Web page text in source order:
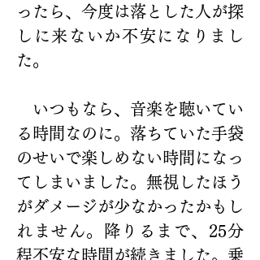
ったら、今度は落とした人が探
しに来ないか不安になりまし
た。
いつもなら、音楽を聴いてい
る時間なのに。落ちていた手袋
のせいで楽しめない時間になっ
てしまいました。無視したほう
がダメージが少なかったかもし
れません。降りるまで、25分
程不安な時間が続きました。乗